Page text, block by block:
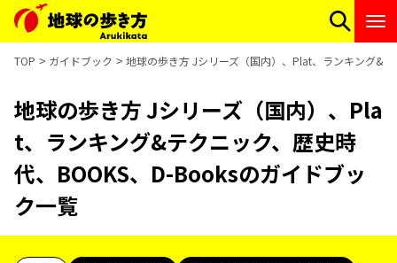
TOP ガイドブック 地球の歩き方 Jシリーズ（国内）、Plat、ランキング&
地球の歩き方 Jシリーズ（国内）、Pla
t、ランキング&テクニック、歴史時
代、BOOKS、D-Booksのガイドブッ
ク一覧